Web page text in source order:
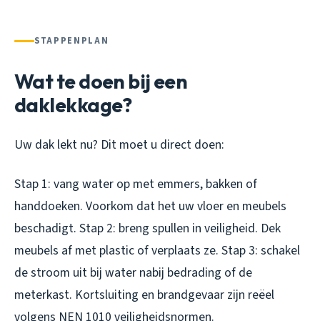
STAPPENPLAN
Wat te doen bij een
daklekkage?
Uw dak lekt nu? Dit moet u direct doen:
Stap 1: vang water op met emmers, bakken of
handdoeken. Voorkom dat het uw vloer en meubels
beschadigt. Stap 2: breng spullen in veiligheid. Dek
meubels af met plastic of verplaats ze. Stap 3: schakel
de stroom uit bij water nabij bedrading of de
meterkast. Kortsluiting en brandgevaar zijn reëel
volgens NEN 1010 veiligheidsnormen.